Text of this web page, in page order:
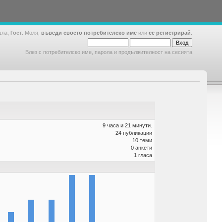
Гост . Моля, въведи своето потребителско име или се регистрирай
Влез с потребителско име, парола и продължителност на сесията
9 часа и 21 минути.
24 публикации
10 теми
0 анкети
1 гласа